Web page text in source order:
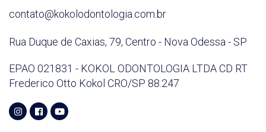
contato@kokolodontologia.com.br
Rua Duque de Caxias, 79, Centro - Nova Odessa - SP
EPAO 021831 - KOKOL ODONTOLOGIA LTDACD RT
Frederico Otto Kokol CRO/SP 88.247